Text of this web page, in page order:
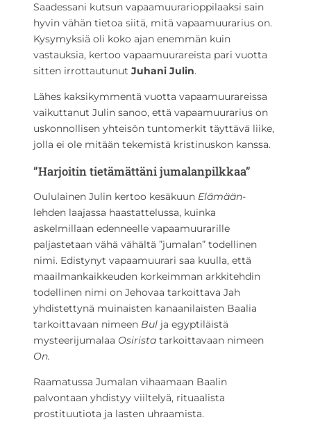
Saadessani kutsun vapaamuurarioppilaaksi sain
hyvin vähän tietoa siitä, mitä vapaamuurarius on.
Kysymyksiä oli koko ajan enemmän kuin
vastauksia, kertoo vapaamuurareista pari vuotta
sitten irrottautunut Juhani Julin.
Lähes kaksikymmentä vuotta vapaamuurareissa
vaikuttanut Julin sanoo, että vapaamuurarius on
uskonnollisen yhteisön tuntomerkit täyttävä liike,
jolla ei ole mitään tekemistä kristinuskon kanssa.
”Harjoitin tietämättäni jumalanpilkkaa”
Oululainen Julin kertoo kesäkuun Elämään-
lehden laajassa haastattelussa, kuinka
askelmillaan edenneelle vapaamuurarille
paljastetaan vähä vähältä ”jumalan” todellinen
nimi. Edistynyt vapaamuurari saa kuulla, että
maailmankaikkeuden korkeimman arkkitehdin
todellinen nimi on Jehovaa tarkoittava Jah
yhdistettynä muinaisten kanaanilaisten Baalia
tarkoittavaan nimeen Bul ja egyptiläistä
mysteerijumalaa Osirista tarkoittavaan nimeen
On.
Raamatussa Jumalan vihaamaan Baalin
palvontaan yhdistyy viiltelyä, rituaalista
prostituutiota ja lasten uhraamista.